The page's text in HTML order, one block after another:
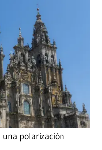
polarización